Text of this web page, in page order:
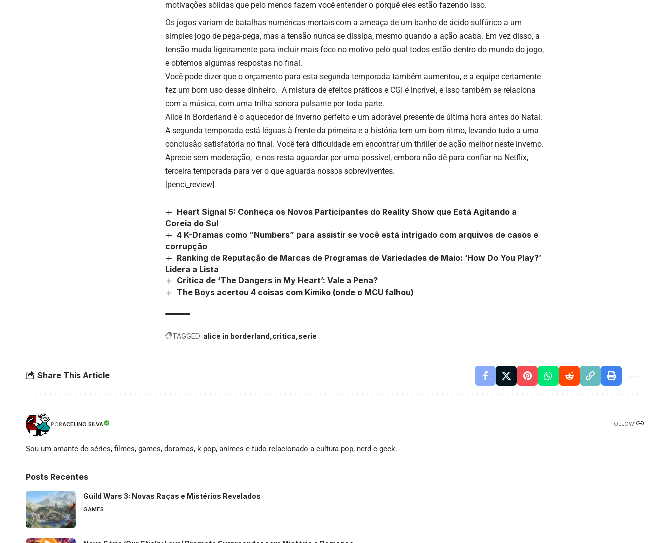
motivações sólidas que pelo menos fazem você entender o porquê eles estão fazendo isso.
Os jogos variam de batalhas numéricas mortais com a ameaça de um banho de ácido sulfúrico a um
simples jogo de pega-pega, mas a tensão nunca se dissipa, mesmo quando a ação acaba. Em vez disso, a
tensão muda ligeiramente para incluir mais foco no motivo pelo qual todos estão dentro do mundo do jogo,
e obtemos algumas respostas no final.
Você pode dizer que o orçamento para esta segunda temporada também aumentou, e a equipe certamente
fez um bom uso desse dinheiro. A mistura de efeitos práticos e CGI é incrível, e isso também se relaciona
com a música, com uma trilha sonora pulsante por toda parte.
Alice In Borderland é o aquecedor de inverno perfeito e um adorável presente de última hora antes do Natal.
A segunda temporada está léguas à frente da primeira e a história tem um bom ritmo, levando tudo a uma
conclusão satisfatória no final. Você terá dificuldade em encontrar um thriller de ação melhor neste inverno.
Aprecie sem moderação, e nos resta aguardar por uma possível, embora não dê para confiar na Netflix,
terceira temporada para ver o que aguarda nossos sobreviventes.
[penci_review]
Heart Signal 5: Conheça os Novos Participantes do Reality Show que Está Agitando a
Coreia do Sul
4 K-Dramas como “Numbers” para assistir se você está intrigado com arquivos de casos e
corrupção
Ranking de Reputação de Marcas de Programas de Variedades de Maio: ‘How Do You Play?’
Lidera a Lista
Crítica de ‘The Dangers in My Heart’: Vale a Pena?
The Boys acertou 4 coisas com Kimiko (onde o MCU falhou)
TAGGED: alice in borderland critica serie
Share This Article
PORACELINO SILVA FOLLOW:
Sou um amante de séries, filmes, games, doramas, k-pop, animes e tudo relacionado a cultura pop, nerd e geek.
Posts Recentes
Guild Wars 3: Novas Raças e Mistérios Revelados
GAMES